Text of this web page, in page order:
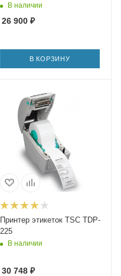
В наличии
26 900₽
В КОРЗИНУ
Принтер этикеток TSC TDP-
225
В наличии
30 748₽